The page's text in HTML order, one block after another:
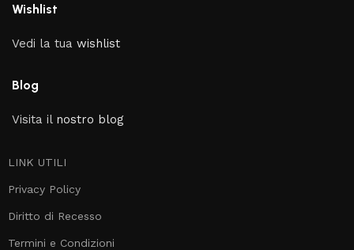
Wishlist
Vedi la tuawishlist
Blog
Visita il nostro blog
LINK UTILI
Privacy Policy
Diritto di Recesso
Termini e Condizioni